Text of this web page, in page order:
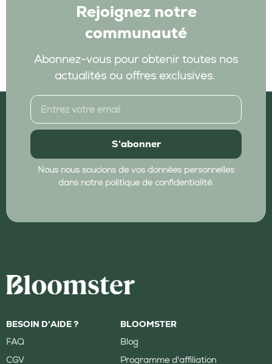
Rejoignez notre
communauté
Abonnez-vous pour obtenir toutes nos
actualités ou offres exclusives.
S'abonner
Nous nous soucions de vos données personnelles
dans notre politique de confidentialité.
BESOIN D'AIDE ?
FAQ
CGV
BLOOMSTER
Blog
Programme d'affiliation